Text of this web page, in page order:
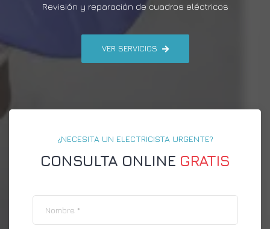
Revisión y reparación de cuadros eléctricos
VER SERVICIOS
¿NECESITA UN ELECTRICISTA URGENTE?
CONSULTA ONLINE GRATIS